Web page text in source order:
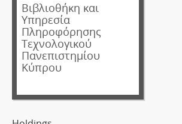
Βιβλιοθήκη και
Υπηρεσία
Πληροφόρησης
Τεχνολογικού
Πανεπιστημίου
Κύπρου